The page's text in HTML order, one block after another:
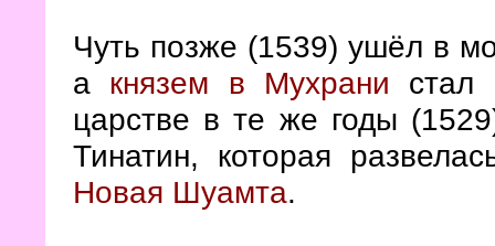
Чуть позже (1539) ушёл в
а князем в Мухрани стал
царстве в те же годы
Тинатин, которая
Новая Шуамта.